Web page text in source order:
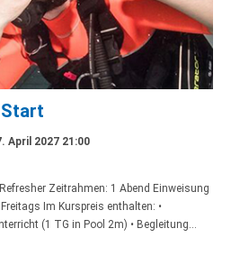
April 2027 21:00
Zeitrahmen: 1 Abend Einweisung
Im Kurspreis enthalten: •
(1 TG in Pool 2m) • Begleitung…